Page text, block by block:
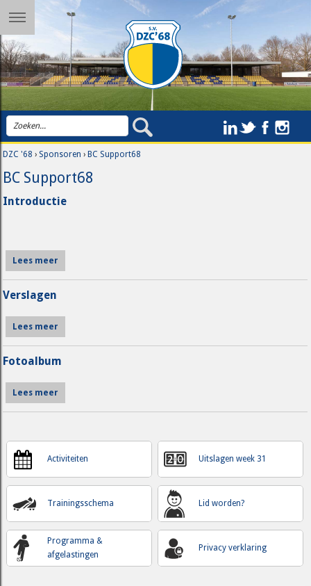
DZC '68 › Sponsoren ›BC Support68
BC Support68
Introductie
Lees meer
Verslagen
Lees meer
Fotoalbum
Lees meer
Activiteiten
Trainingsschema
Programma &
afgelastingen
Uitslagen week 31
Lid worden?
Privacy verklaring